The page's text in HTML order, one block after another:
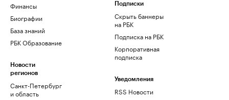
Финансы
Биографии
База знаний
РБК Образование
Новости
регионов
Санкт-Петербург
и область
Подписки
Скрыть баннеры
на РБК
Подписка на РБК
Корпоративная
подписка
Уведомления
RSS Новости